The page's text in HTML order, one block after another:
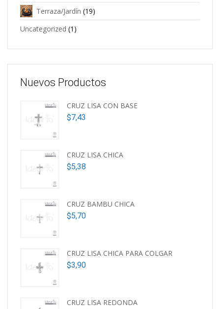
Terraza/Jardín (19)
Uncategorized (1)
Nuevos Productos
CRUZ LISA CON BASE
$7,43
CRUZ LISA CHICA
$5,38
CRUZ BAMBU CHICA
$5,70
CRUZ LISA CHICA PARA COLGAR
$3,90
CRUZ LISA REDONDA